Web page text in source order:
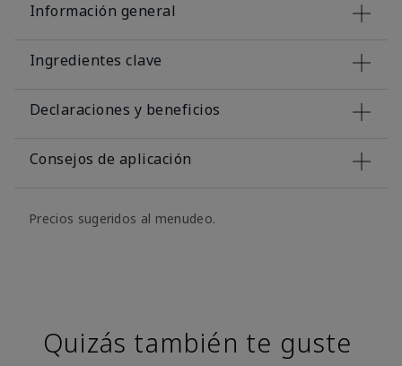
Información general
Ingredientes clave
Declaraciones y beneficios
Consejos de aplicación
Precios sugeridos al menudeo.
Quizás también te guste